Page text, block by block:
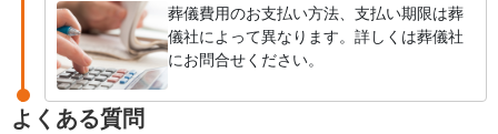
葬儀費用のお支払い方法、支払い期限は葬
儀社によって異なります。詳しくは葬儀社
にお問合せください。
よくある質問